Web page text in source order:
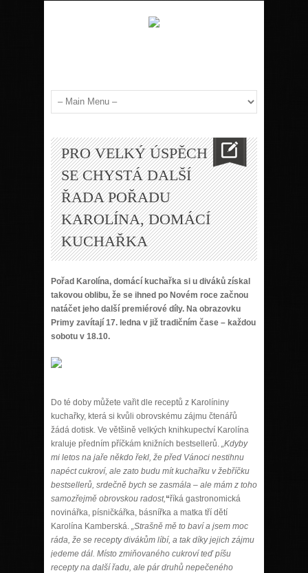
PRO VELKÝ ÚSPĚCH
SE CHYSTÁ DALŠÍ
ŘADA POŘADU
KAROLÍNA, DOMÁCÍ
KUCHAŘKA
Pořad Karolína, domácí kuchařka si u diváků získal
takovou oblibu, že se ihned po Novém roce začnou
natáčet jeho další premiérové díly. Na obrazovku
Primy zavítají 17. ledna v již tradičním čase – každou
sobotu v 18.10.
Do té doby můžete vařit dle receptů z Karolíniny
kuchařky, která si kvůli obrovskému zájmu čtenářů
žádá dotisk. Ve většině velkých knihkupectví Karolína
kraluje předním příčkám knižních bestsellerů. „Kdyby
mi letos na jaře někdo řekl, že před Vánoci nestihnu
napéct cukroví, ale zato budu mít kuchařku v žebříčku
bestsellerů, srdečně bych se zasmála – ale mám z toho
samozřejmě obrovskou radost,“říká gastronomická
novinářka, písničkářka, básnířka a matka tří dětí
Karolína Kamberská. „Strašně mě to baví a jsem moc
ráda, že se recepty divákům líbí, a tak díky jejich zájmu
jedeme dál. Místo zmiňovaného cukroví teď píšu
recepty na další řadu, ale pár druhů nepečeného